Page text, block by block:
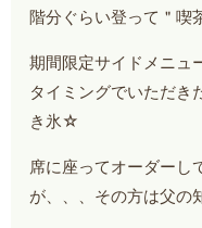
階分ぐらい登って＂喫
期間限定サイドメニュ
タイミングでいただき
き氷☆
席に座ってオーダーし
が、、、その方は父の